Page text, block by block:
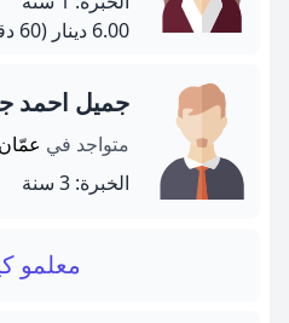
6.00 دينار
(60 دقيقة)
جميل احمد
متواجد في
الخبرة: 3 سنة
معلمو